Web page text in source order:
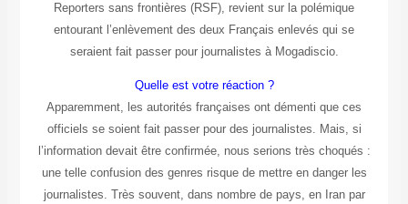
Reporters sans frontières (RSF), revient sur la polémique
entourant l’enlèvement des deux Français enlevés qui se
seraient fait passer pour journalistes à Mogadiscio.
Quelle est votre réaction ?
Apparemment, les autorités françaises ont démenti que ces
officiels se soient fait passer pour des journalistes. Mais, si
l’information devait être confirmée, nous serions très choqués :
une telle confusion des genres risque de mettre en danger les
journalistes. Très souvent, dans nombre de pays, en Iran par